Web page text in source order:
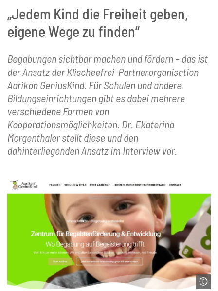
„Jedem Kind die Freiheit geben,
eigene Wege zu finden“
Begabungen sichtbar machen und fördern – das ist
der Ansatz der Klischeefrei-Partnerorganisation
Aarikon GeniusKind. Für Schulen und andere
Bildungseinrichtungen gibt es dabei mehrere
verschiedene Formen von
Kooperationsmöglichkeiten. Dr. Ekaterina
Morgenthaler stellt diese und den
dahinterliegenden Ansatz im Interview vor.